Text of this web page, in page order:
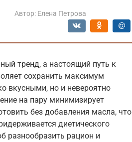
Автор: Елена Петрова
тренд, а настоящий путь к
сохранить максимум
вкусными, но и невероятно
на пару минимизирует
без добавления масла, что
диетического
разнообразить рацион и